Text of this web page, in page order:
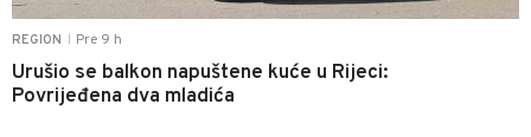
REGION Pre 9 h
Urušio se balkon napuštene kuće u Rijeci:
Povrijeđena dva mladića